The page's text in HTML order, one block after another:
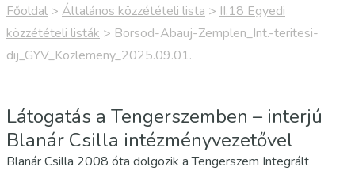
Főoldal > Általános közzétételi lista > II.18 Egyedi
közzétételi listák > Borsod-Abauj-Zemplen_Int.-teritesi-
dij_GYV_Kozlemeny_2025.09.01.
Látogatás a Tengerszemben – interjú
Blanár Csilla intézményvezetővel
Blanár Csilla 2008 óta dolgozik a Tengerszem Integrált